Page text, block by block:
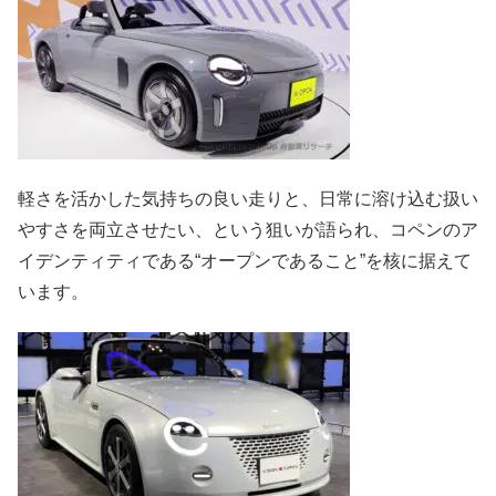
軽さを活かした気持ちの良い走りと、日常に溶け込む扱い
やすさを両立させたい、という狙いが語られ、コペンのア
イデンティティである“オープンであること”を核に据えて
います。